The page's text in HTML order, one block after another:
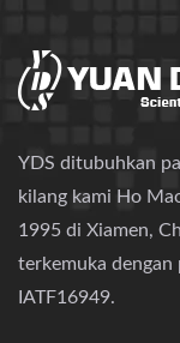
YDS ditubuhkan
kilang kami Ho
1995 di Xiamen,
terkemuka dengan
IATF16949.